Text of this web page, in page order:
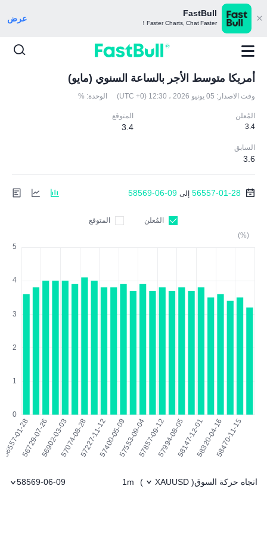
FastBull
Faster Charts, Chat Faster！ عرض
أمريكا متوسط الأجر بالساعة السنوي (مايو)
وقت الاصدار: 05 يونيو 2026 ، 12:30 (UTC +0) الوحدة: %
المُعلن
3.4
المتوقع
3.4
السابق
3.6
56557-01-28 إلى 58569-06-09
المُعلن
المتوقع
(%)
اتجاه حركة السوق(
XAUUSD
)
1m
58569-06-09